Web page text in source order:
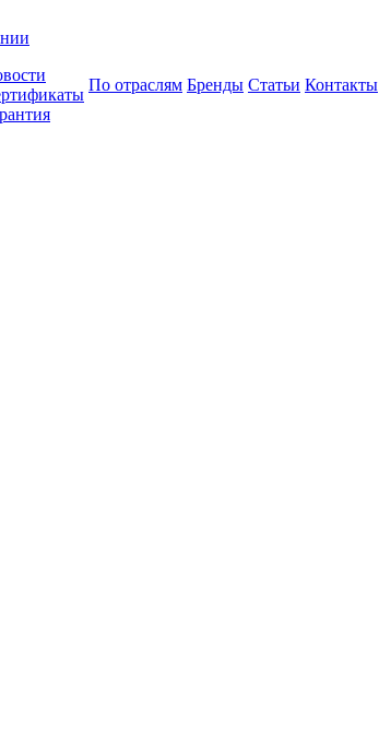
По отраслям Бренды Статьи Контакты